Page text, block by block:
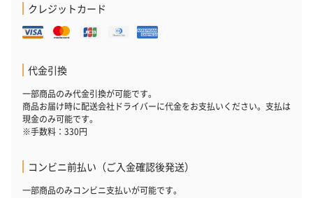
クレジットカード
代金引換
一部商品のみ代金引換が可能です。
商品お届け時に配送会社ドライバーに代金をお支払いください。支払は
現金のみ可能です。
※手数料：330円
コンビニ前払い（ご入金確認後発送）
一部商品のみコンビニ支払いが可能です。